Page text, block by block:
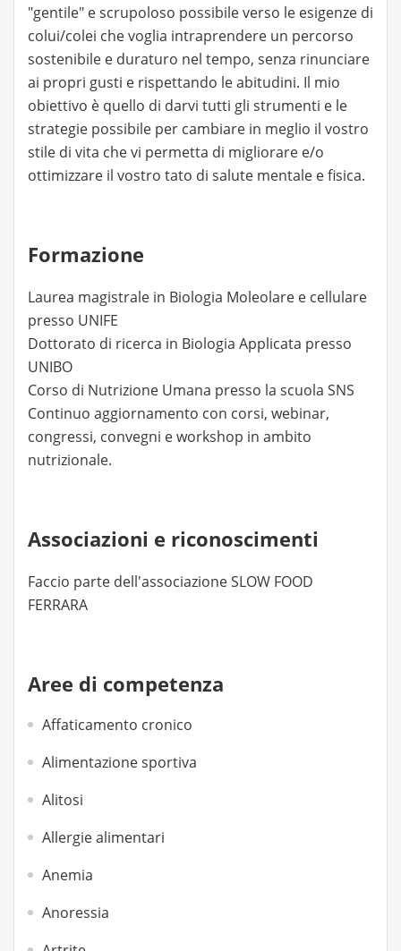
"gentile" e scrupoloso possibile verso le esigenze di
colui/colei che voglia intraprendere un percorso
sostenibile e duraturo nel tempo, senza rinunciare
ai propri gusti e rispettando le abitudini. Il mio
obiettivo è quello di darvi tutti gli strumenti e le
strategie possibile per cambiare in meglio il vostro
stile di vita che vi permetta di migliorare e/o
ottimizzare il vostro tato di salute mentale e fisica.
Formazione
Laurea magistrale in Biologia Moleolare e cellulare
presso UNIFE
Dottorato di ricerca in Biologia Applicata presso
UNIBO
Corso di Nutrizione Umana presso la scuola SNS
Continuo aggiornamento con corsi, webinar,
congressi, convegni e workshop in ambito
nutrizionale.
Associazioni e riconoscimenti
Faccio parte dell'associazione SLOW FOOD
FERRARA
Aree di competenza
Affaticamento cronico
Alimentazione sportiva
Alitosi
Allergie alimentari
Anemia
Anoressia